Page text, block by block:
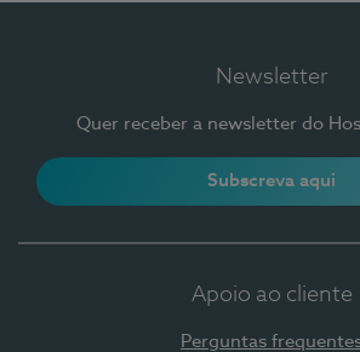
Newsletter
Quer receber a newsletter do
Subscreva aqui
Apoio ao cliente
Perguntas